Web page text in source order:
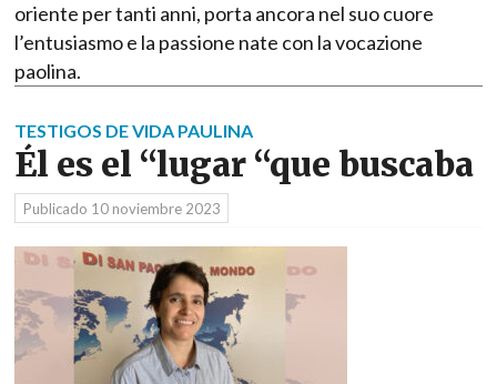
oriente per tanti anni, porta ancora nel suo cuore
l’entusiasmo e la passione nate con la vocazione
paolina.
TESTIGOS DE VIDA PAULINA
Él es el “lugar “que buscaba
Publicado 10 noviembre 2023